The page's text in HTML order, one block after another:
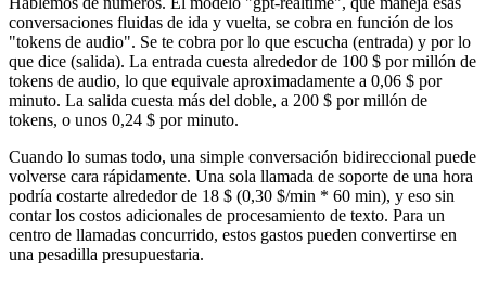
conversaciones fluidas de ida y vuelta, se cobra en función de los
"tokens de audio". Se te cobra por lo que escucha (entrada) y por lo
que dice (salida). La entrada cuesta alrededor de 100 $ por millón de
tokens de audio, lo que equivale aproximadamente a 0,06 $ por
minuto. La salida cuesta más del doble, a 200 $ por millón de
tokens, o unos 0,24 $ por minuto.
Cuando lo sumas todo, una simple conversación bidireccional puede
volverse cara rápidamente. Una sola llamada de soporte de una hora
podría costarte alrededor de 18 $ (0,30 $/min * 60 min), y eso sin
contar los costos adicionales de procesamiento de texto. Para un
centro de llamadas concurrido, estos gastos pueden convertirse en
una pesadilla presupuestaria.